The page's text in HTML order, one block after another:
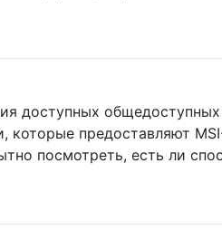
доступных общедоступных
которые предоставляют
посмотреть, есть ли